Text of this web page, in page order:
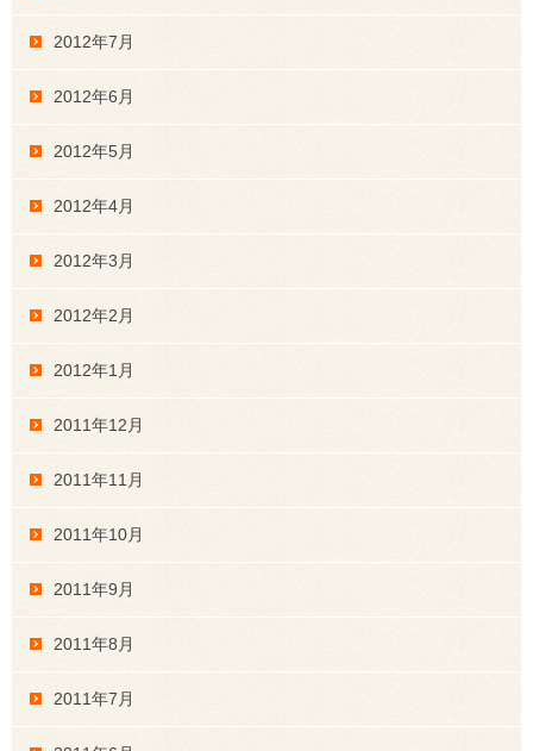
2012年7月
2012年6月
2012年5月
2012年4月
2012年3月
2012年2月
2012年1月
2011年12月
2011年11月
2011年10月
2011年9月
2011年8月
2011年7月